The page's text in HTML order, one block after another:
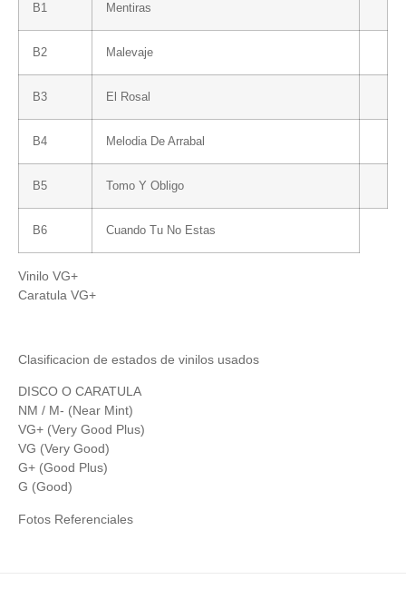
B1 Mentiras
B2 Malevaje
B3 El Rosal
B4 Melodia De Arrabal
B5 Tomo Y Obligo
B6 Cuando Tu No Estas
Vinilo VG+
Caratula VG+
Clasificacion de estados de vinilos usados
DISCO O CARATULA
NM / M- (Near Mint)
VG+ (Very Good Plus)
VG (Very Good)
G+ (Good Plus)
G (Good)
Fotos Referenciales